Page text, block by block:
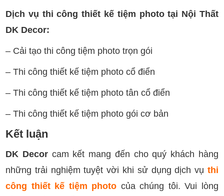
Dịch vụ thi công thiết kế tiệm photo tại Nội Thất
DK Decor:
– Cải tạo thi công tiệm photo trọn gói
– Thi công thiết kế tiệm photo cổ điển
– Thi công thiết kế tiệm photo tân cổ điển
– Thi công thiết kế tiệm photo gói cơ bản
Kết luận
DK Decorcam kết mang đến cho quý khách hàng
những trải nghiệm tuyệt vời khi sử dụng dịch vụ thi
công thiết kế tiệm photo của chúng tôi. Vui lòng